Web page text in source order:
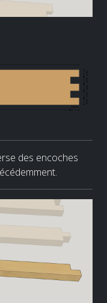
des encoches